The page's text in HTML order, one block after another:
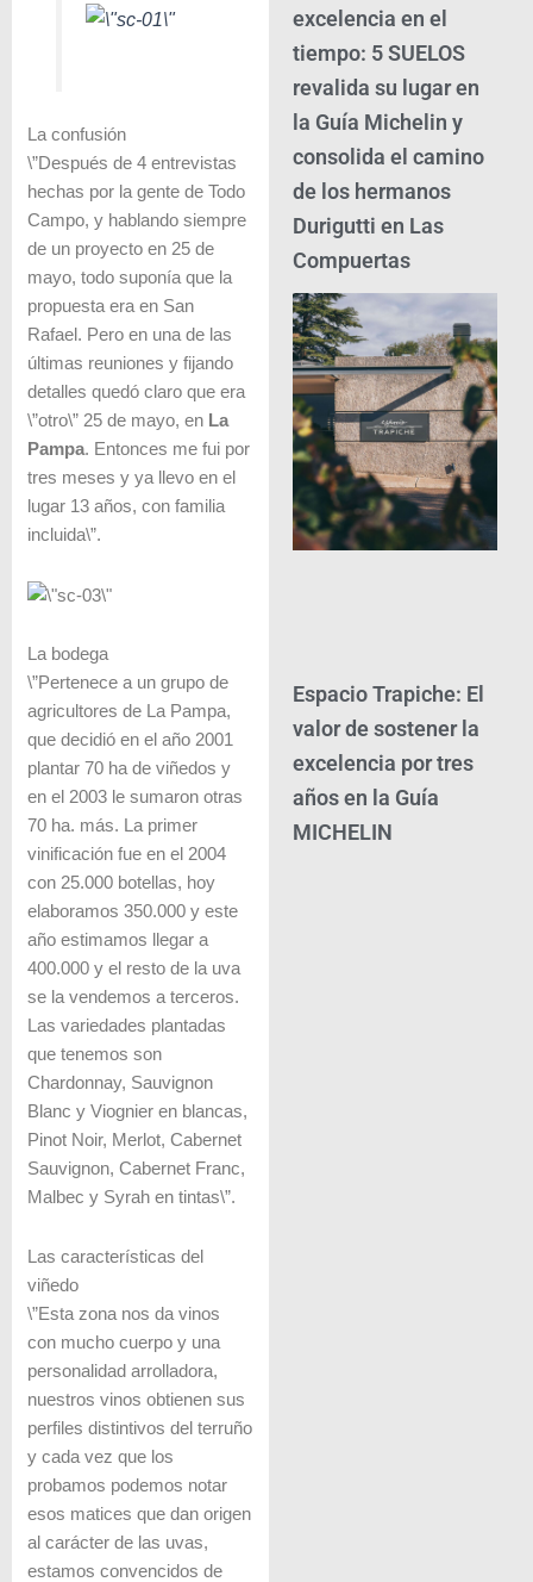
La confusión
\”Después de 4 entrevistas
hechas por la gente de Todo
Campo, y hablando siempre
de un proyecto en 25 de
mayo, todo suponía que la
propuesta era en San
Rafael. Pero en una de las
últimas reuniones y fijando
detalles quedó claro que era
\”otro\” 25 de mayo, enLa
Pampa. Entonces me fui por
tres meses y ya llevo en el
lugar 13 años, con familia
incluida\”.
La bodega
\”Pertenece a un grupo de
agricultores de La Pampa,
que decidió en el año 2001
plantar 70 ha de viñedos y
en el 2003 le sumaron otras
70 ha. más. La primer
vinificación fue en el 2004
con 25.000 botellas, hoy
elaboramos 350.000 y este
año estimamos llegar a
400.000 y el resto de la uva
se la vendemos a terceros.
Las variedades plantadas
que tenemos son
Chardonnay, Sauvignon
Blanc y Viognier en blancas,
Pinot Noir, Merlot, Cabernet
Sauvignon, Cabernet Franc,
Malbec y Syrah en tintas\”.
Las características del
viñedo
\”Esta zona nos da vinos
con mucho cuerpo y una
personalidad arrolladora,
nuestros vinos obtienen sus
perfiles distintivos del terruño
y cada vez que los
probamos podemos notar
esos matices que dan origen
al carácter de las uvas,
estamos convencidos de
excelencia en el
tiempo: 5 SUELOS
revalida su lugar en
la Guía Michelin y
consolida el camino
de los hermanos
Durigutti en Las
Compuertas
Espacio Trapiche: El
valor de sostener la
excelencia por tres
años en la Guía
MICHELIN